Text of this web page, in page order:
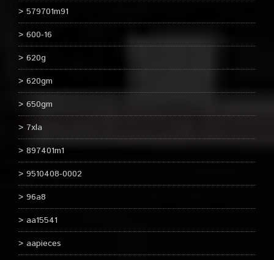
579701m91
600-16
620g
620gm
650gm
7xla
897401m1
9510408-0002
96a8
aa15541
aapieces